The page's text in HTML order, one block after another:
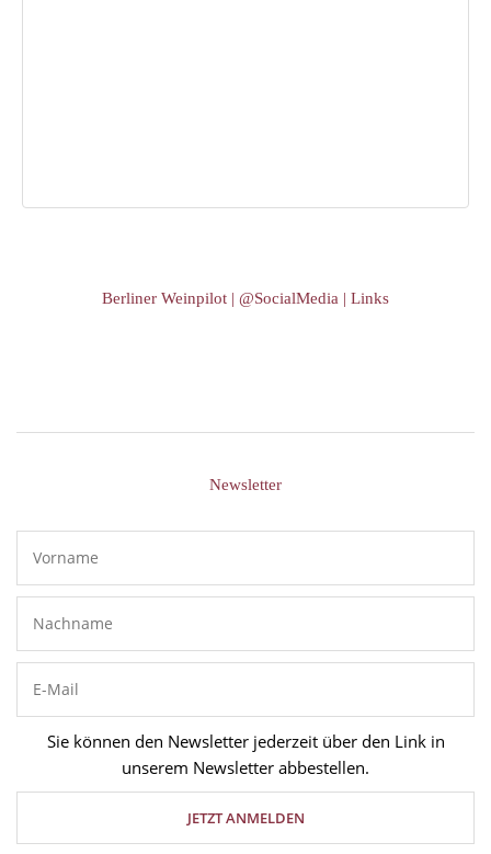
Berliner Weinpilot | @SocialMedia | Links
Newsletter
Sie können den Newsletter jederzeit über den Link in
unserem Newsletter abbestellen.